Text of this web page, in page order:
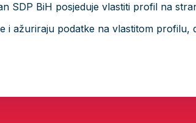
SDP BiH posjeduje vlastiti profil na
i ažuriraju podatke na vlastitom